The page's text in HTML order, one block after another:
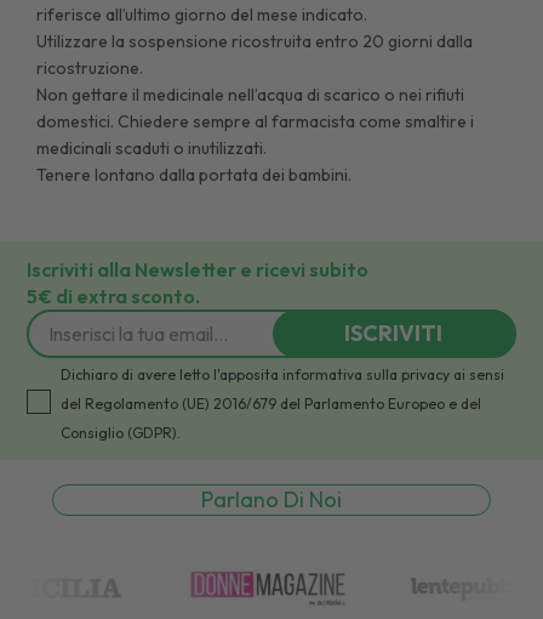
riferisce all’ultimo giorno del mese indicato.
Utilizzare la sospensione ricostruita entro 20 giorni dalla
ricostruzione.
Non gettare il medicinale nell’acqua di scarico o nei rifiuti
domestici. Chiedere sempre al farmacista come smaltire i
medicinali scaduti o inutilizzati.
Tenere lontano dalla portata dei bambini.
Iscriviti alla Newsletter e ricevi subito
5€ di extra sconto.
ISCRIVITI
Dichiaro di avere letto l'apposita informativa sulla privacy ai sensi
del Regolamento (UE) 2016/679 del Parlamento Europeo e del
Consiglio (GDPR).
Parlano Di Noi